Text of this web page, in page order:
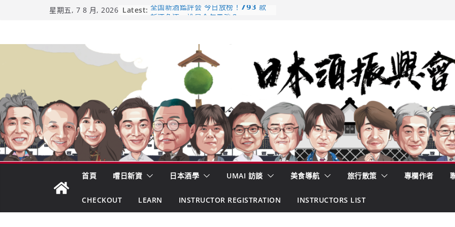
星期五, 7 8 月, 2026 Latest: 全国新酒鑑評会 今日放榜！𝟳𝟵𝟯 款
市場！梅乃宿上市背後的密碼
龜之井酒造：口說上手 – 山形純米大
吟釀的堅持與傳承 ～ くどき上手
日本酒類地理標示 (GI) 認定一覽表
首頁 嚐日新資 日本酒學 UMAI 訪談 美食導航 旅行散策 專欄作者
CHECKOUT LEARN INSTRUCTOR REGISTRATION INSTRUCTORS LIST